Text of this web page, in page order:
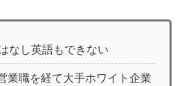
なし英語もできない
職を経て大手ホワイト企業